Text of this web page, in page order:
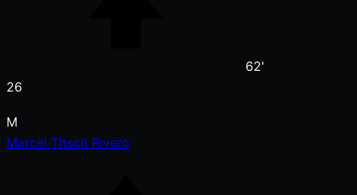
62'
26
M
Marcel Titsch Rivero